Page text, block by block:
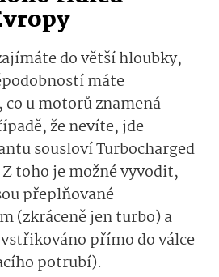
do větší hloubky,
máte
u motorů znamená
že nevíte, jde
sousloví Turbocharged
toho je možné vyvodit,
přeplňované
(zkráceně jen turbo) a
přímo do válce
potrubí).